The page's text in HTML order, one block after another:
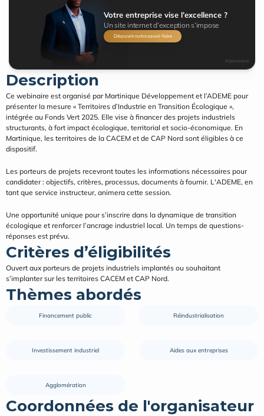
Votre entreprise vise l’excellence ?
Un site internet d’exception s’impose
Découvrir notre savoir-faire
#Sponsorisé
Description
Ce webinaire est organisé par Martinique Développement et l’ADEME pour
présenter la mesure « Territoires d’Industrie en Transition Écologique »,
intégrée au Fonds Vert 2025. Elle vise à financer des projets industriels
structurants, à fort impact écologique, territorial et socio-économique. En
Martinique, les territoires de la CACEM et de CAP Nord sont éligibles à ce
dispositif.
Les porteurs de projets recevront toutes les informations nécessaires pour
candidater : objectifs, critères, processus, documents à fournir. L'ADEME, en
tant que service instructeur, animera cette session.
Une opportunité unique pour s’inscrire dans la dynamique de transition
écologique et renforcer l’ancrage industriel local. Un temps de questions-
réponses est prévu.
Critères d’éligibilités
Ouvert aux porteurs de projets industriels implantés ou souhaitant
s’implanter sur les territoires CACEM et CAP Nord.
Thèmes abordés
Financement public Réindustrialisation
Investissement industriel Aides aux entreprises
Agglomération
Coordonnées de l'organisateur